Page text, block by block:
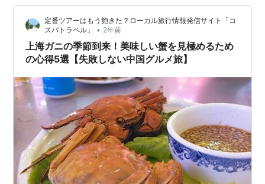
徴を解説 3. ツガニ（モクズガニ）と上海蟹の違いを比較
見た目の違い 味や食感の違い 生息地や流通の違い 価格
や市場での扱われ…
定番ツアーはもう飽きた？ローカル旅行情報発信サイト「コ
スパトラベル」
• 2年前
上海ガニの季節到来！美味しい蟹を見極めるため
の心得5選【失敗しない中国グルメ旅】